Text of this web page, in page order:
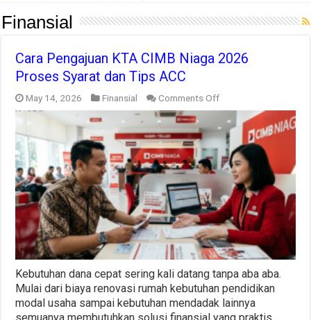
Finansial
Cara Pengajuan KTA CIMB Niaga 2026
Proses Syarat dan Tips ACC
May 14, 2026 Finansial Comments Offon
Cara
Pengajuan
KTA
CIMB
Niaga
2026
Proses
Syarat
dan
Tips
ACC
Kebutuhan dana cepat sering kali datang tanpa aba aba.
Mulai dari biaya renovasi rumah kebutuhan pendidikan
modal usaha sampai kebutuhan mendadak lainnya